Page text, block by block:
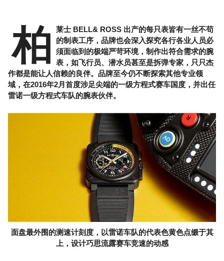
柏
莱士 BELL& ROSS 出产的每只表皆有一丝不苟
的制表工序，品牌也会深入探究各行各业人员必
须面临到的极端严苛环境，制作出符合需求的腕
表，如飞行员、潜水员甚至是拆弹专家，只只杰
作都是能让人信赖的良伴。品牌至今仍不断探索其他专业领
域，在2016年2月首度涉足尖端的一级方程式赛车国度，并出任
雷诺一级方程式车队的腕表伙伴。
面盘最外围的测速计刻度，以雷诺车队的代表色黄色点缀于其
上，设计巧思流露赛车竞速的动感